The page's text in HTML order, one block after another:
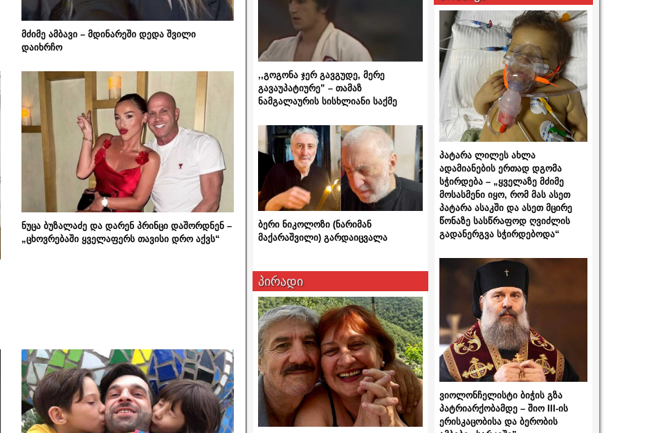
მძიმე ამბავი – მდინარეში დედა შვილი
დაიხრჩო
ნუცა ბუზალაძე და დარენ პრინცი დაშორდნენ –
„ცხოვრებაში ყველაფერს თავისი დრო აქვს“
,,გოგონა ჯერ გავგუდე, მერე
გავაუპატიურე” – თამაზ
ნამგალაურის სისხლიანი საქმე
ბერი ნიკოლოზი (ნარიმან
მაქარაშვილი) გარდაიცვალა
პირადი
პატარა ლილეს ახლა
ადამიანების ერთად დგომა
სჭირდება – „ყველაზე მძიმე
მოსასმენი იყო, რომ მას ასეთ
პატარა ასაკში და ასეთ მცირე
წონაზე სასწრაფოდ ღვიძლის
გადანერგვა სჭირდებოდა“
ვიოლონჩელისტი ბიჭის გზა
პატრიარქობამდე – შიო III-ის
ერისკაცობისა და ბერობის